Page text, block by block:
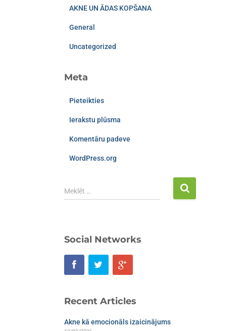
AKNE UN ĀDAS KOPŠANA
General
Uncategorized
Meta
Pieteikties
Ierakstu plūsma
Komentāru padeve
WordPress.org
Meklēt …
Social Networks
Recent Articles
Akne kā emocionāls izaicinājums